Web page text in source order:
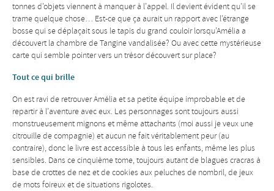
tonnes d’objets viennent à manquer à l’appel. Il devient évident qu’il se
trame quelque chose… Est-ce que ça aurait un rapport avec l’étrange
bosse qui se déplaçait sous le tapis du grand couloir lorsqu’Amélia a
découvert la chambre de Tangine vandalisée? Ou avec cette mystérieuse
carte qui semble pointer vers un trésor découvert sur place?
Tout ce qui brille
On est ravi de retrouver Amélia et sa petite équipe improbable et de
repartir à l’aventure avec eux. Les personnages sont toujours aussi
monstrueusement mignons et même attachants (moi aussi je veux une
citrouille de compagnie) et aucun ne fait véritablement peur (au
contraire), donc le livre est accessible à tous les enfants, même les plus
sensibles. Dans ce cinquième tome, toujours autant de blagues cracras à
base de crottes de nez et de cookies aux peluches de nombril, de jeux
de mots foireux et de situations rigolotes.